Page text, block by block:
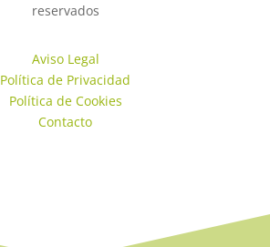
reservados
Aviso Legal
Política de Privacidad
Política de Cookies
Contacto